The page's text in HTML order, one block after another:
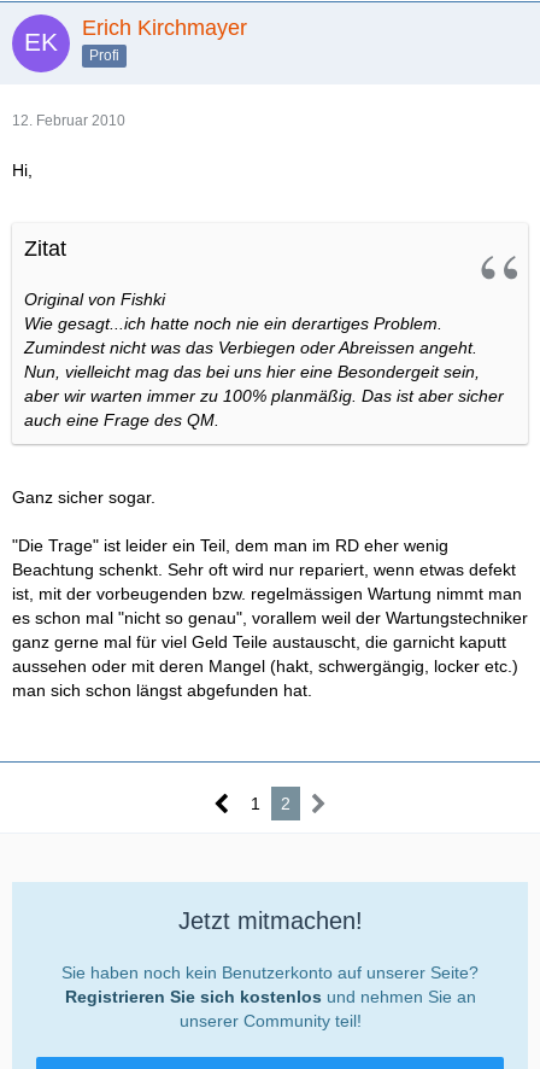
Erich Kirchmayer
Profi
12. Februar 2010
Hi,
Zitat
Original von Fishki
Wie gesagt...ich hatte noch nie ein derartiges Problem.
Zumindest nicht was das Verbiegen oder Abreissen angeht.
Nun, vielleicht mag das bei uns hier eine Besondergeit sein,
aber wir warten immer zu 100% planmäßig. Das ist aber sicher
auch eine Frage des QM.
Ganz sicher sogar.
"Die Trage" ist leider ein Teil, dem man im RD eher wenig
Beachtung schenkt. Sehr oft wird nur repariert, wenn etwas defekt
ist, mit der vorbeugenden bzw. regelmässigen Wartung nimmt man
es schon mal "nicht so genau", vorallem weil der Wartungstechniker
ganz gerne mal für viel Geld Teile austauscht, die garnicht kaputt
aussehen oder mit deren Mangel (hakt, schwergängig, locker etc.)
man sich schon längst abgefunden hat.
1 2
Jetzt mitmachen!
Sie haben noch kein Benutzerkonto auf unserer Seite?
Registrieren Sie sich kostenlos und nehmen Sie an
unserer Community teil!